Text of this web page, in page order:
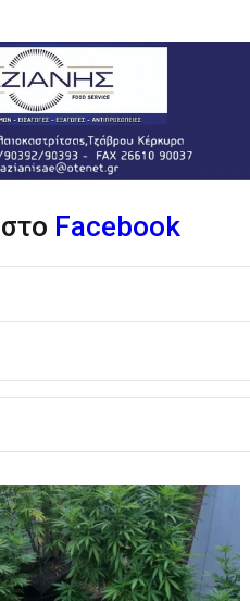
Facebook